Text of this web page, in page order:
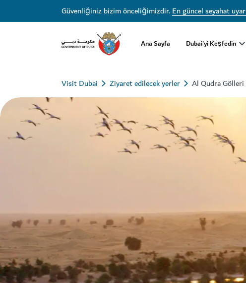
Güvenliğiniz bizim önceliğimizdir.En güncel seyahat
Ana Sayfa Dubai'yi Keşfedin
Visit Dubai Ziyaret edilecek yerler Al Qudra Gölleri